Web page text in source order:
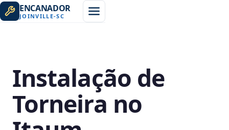
ENCANADOR
JOINVILLE-SC
Instalação de
Torneira no